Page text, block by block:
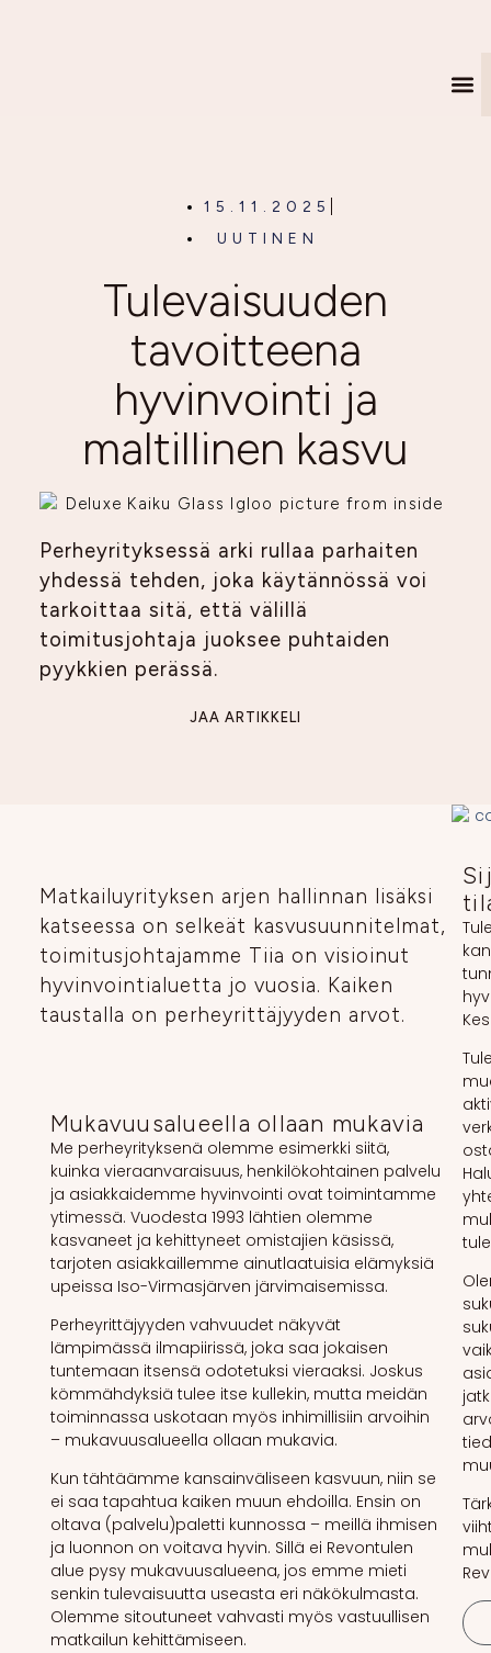
15.11.2025
UUTINEN
Tulevai­suuden
tavoitteena
hyvinvointi ja
maltillinen kasvu
Perheyrityksessä arki rullaa parhaiten
yhdessä tehden, joka käytännössä voi
tarkoittaa sitä, että välillä
toimitusjohtaja juoksee puhtaiden
pyykkien perässä.
JAA ARTIKKELI
Matkailuyrityksen arjen hallinnan lisäksi
katseessa on selkeät kasvusuunnitelmat,
toimitusjohtajamme Tiia on visioinut
hyvinvointialuetta jo vuosia. Kaiken
taustalla on perheyrittäjyyden arvot.
Mukavuusalueella ollaan mukavia
Me perheyrityksenä olemme esimerkki siitä,
kuinka vieraanvaraisuus, henkilökohtainen palvelu
ja asiakkaidemme hyvinvointi ovat toimintamme
ytimessä. Vuodesta 1993 lähtien olemme
kasvaneet ja kehittyneet omistajien käsissä,
tarjoten asiakkaillemme ainutlaatuisia elämyksiä
upeissa Iso-Virmasjärven järvimaisemissa.
Perheyrittäjyyden vahvuudet näkyvät
lämpimässä ilmapiirissä, joka saa jokaisen
tuntemaan itsensä odotetuksi vieraaksi. Joskus
kömmähdyksiä tulee itse kullekin, mutta meidän
toiminnassa uskotaan myös inhimillisiin arvoihin
– mukavuusalueella ollaan mukavia.
Kun tähtäämme kansainväliseen kasvuun, niin se
ei saa tapahtua kaiken muun ehdoilla. Ensin on
oltava (palvelu)paletti kunnossa – meillä ihmisen
ja luonnon on voitava hyvin. Sillä ei Revontulen
alue pysy mukavuusalueena, jos emme mieti
senkin tulevaisuutta useasta eri näkökulmasta.
Olemme sitoutuneet vahvasti myös vastuullisen
matkailun kehittämiseen.